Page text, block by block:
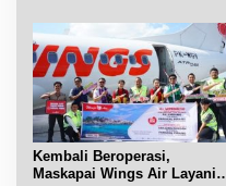
Kembali Beroperasi,
Maskapai Wings Air Layani